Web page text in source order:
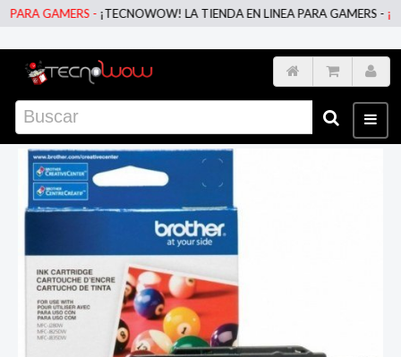
GAMERS -¡TECNOWOW! LA TIENDA EN LINEA PARA GAMERS -